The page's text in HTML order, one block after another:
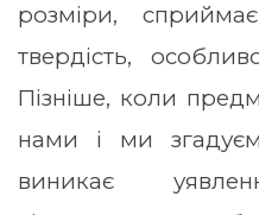
розміри,
твердість,
Пізніше, коли
нами і ми
виникає